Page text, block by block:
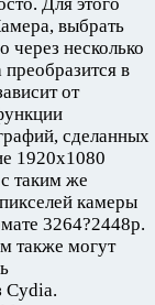
выбрать
через несколько
в
от
сделанных
1920х1080
таким же
камеры
3264?2448р.
также могут
Cydia.